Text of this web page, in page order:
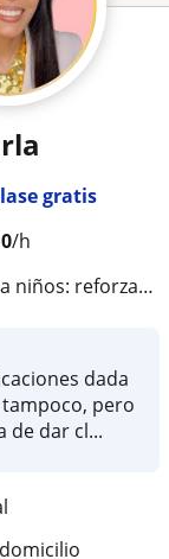
gratis
/h
nuevos conocimientos con cariño y estructura
dada
pero
de dar cl...